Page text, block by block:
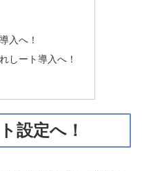
入へ！
しート導入へ！
設定へ！